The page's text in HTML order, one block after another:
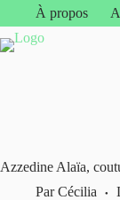
contenu
À propos
Azzedine Alaïa,
Par Cécilia